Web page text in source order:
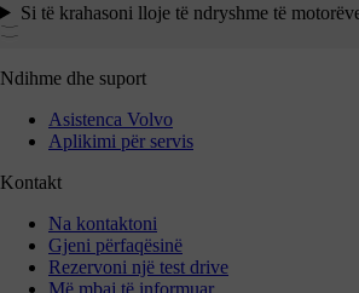
Si të krahasoni lloje të ndryshme të